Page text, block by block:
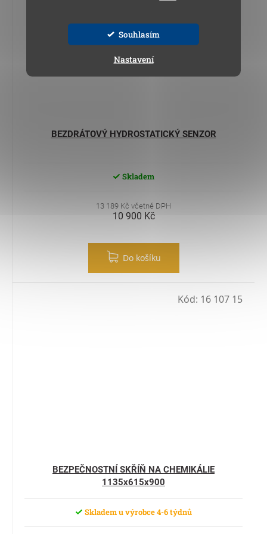
Souhlasím
Nastavení
BEZDRÁTOVÝ HYDROSTATICKÝ SENZOR
Skladem
13 189 Kč včetně DPH
10 900 Kč
Do košíku
BEZPEČNOSTNÍ SKŘÍŇ NA CHEMIKÁLIE
1135x615x900
Skladem u výrobce 4-6 týdnů
Kód: 16 107 15